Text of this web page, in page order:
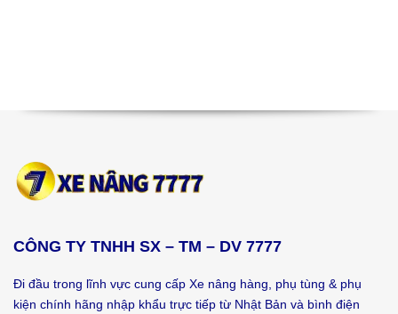
CÔNG TY TNHH SX – TM – DV 7777
Đi đầu trong lĩnh vực cung cấp Xe nâng hàng, phụ tùng & phụ
kiện chính hãng nhập khẩu trực tiếp từ Nhật Bản và bình điện